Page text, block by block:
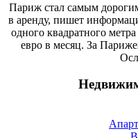
Париж стал самым
в аренду, пишет
одного квадратного
евро в месяц. За